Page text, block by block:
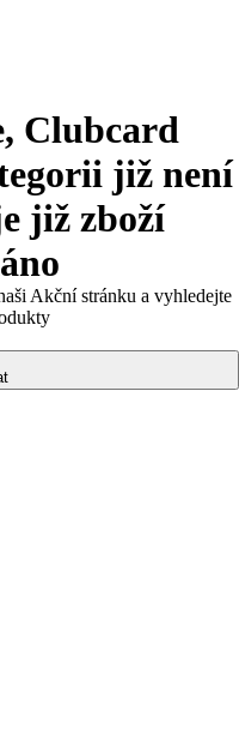
Clubcard
již není
již zboží
Akční stránku a vyhledejte